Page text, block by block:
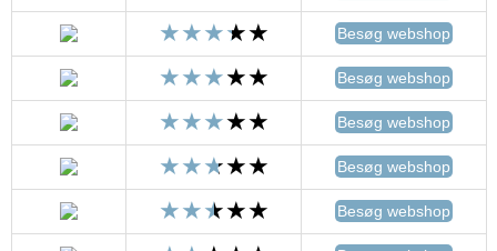
Besøg webshop
Besøg webshop
Besøg webshop
Besøg webshop
Besøg webshop